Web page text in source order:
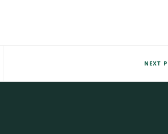
NEXT
ENTREGA DE CHEQUE SIMBÓLICO POR VALOR DE